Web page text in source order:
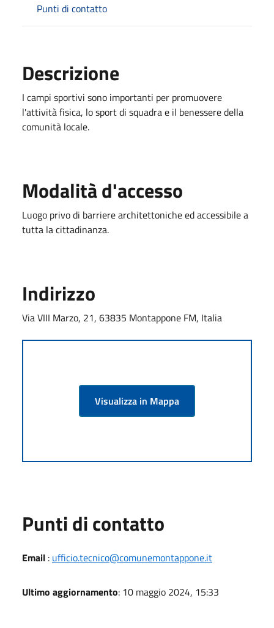
Punti di contatto
Descrizione
I campi sportivi sono importanti per promuovere
l'attività fisica, lo sport di squadra e il benessere della
comunità locale.
Modalità d'accesso
Luogo privo di barriere architettoniche ed accessibile a
tutta la cittadinanza.
Indirizzo
Via VIII Marzo, 21, 63835 Montappone FM, Italia
Visualizza in Mappa
Punti di contatto
Email : ufficio.tecnico@comunemontappone.it
Ultimo aggiornamento: 10 maggio 2024, 15:33